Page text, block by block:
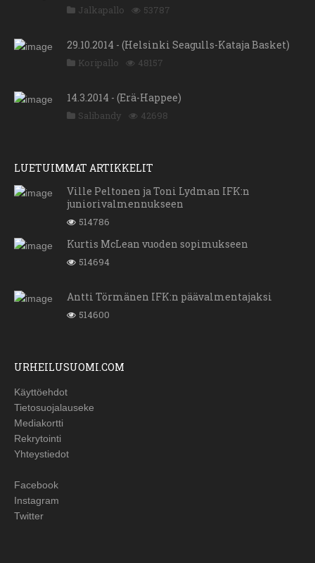
Jalkapallo 53787
29.10.2014 - (Helsinki Seagulls-Kataja Basket)
Koripallo 48157
14.3.2014 - (Erä-Happee)
Salibandy 42698
LUETUIMMAT ARTIKKELIT
Ville Peltonen ja Toni Lydman IFK:n
juniorivalmennukseen
514786
Kurtis McLean vuoden sopimukseen
514694
Antti Törmänen IFK:n päävalmentajaksi
514600
URHEILUSUOMI.COM
Käyttöehdot
Tietosuojalauseke
Mediakortti
Rekrytointi
Yhteystiedot
Facebook
Instagram
Twitter